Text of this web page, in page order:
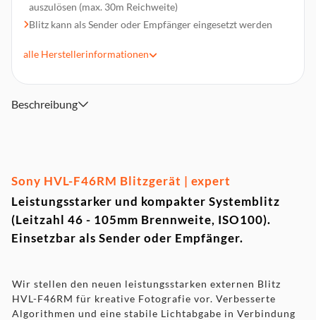
auszulösen (max. 30m Reichweite)
Blitz kann als Sender oder Empfänger eingesetzt werden
Schutz gegen Überhitzung
alle Herstellerinformationen
Beschreibung
Sony HVL-F46RM Blitzgerät | expert
Leistungsstarker und kompakter Systemblitz
(Leitzahl 46 - 105mm Brennweite, ISO100).
Einsetzbar als Sender oder Empfänger.
Wir stellen den neuen leistungsstarken externen Blitz
HVL-F46RM für kreative Fotografie vor. Verbesserte
Algorithmen und eine stabile Lichtabgabe in Verbindung